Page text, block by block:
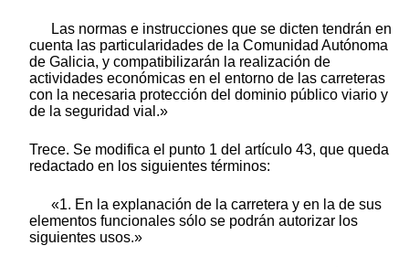
Las normas e instrucciones que se dicten tendrán en
cuenta las particularidades de la Comunidad Autónoma
de Galicia, y compatibilizarán la realización de
actividades económicas en el entorno de las carreteras
con la necesaria protección del dominio público viario y
de la seguridad vial.»
Trece. Se modifica el punto 1 del artículo 43, que queda
redactado en los siguientes términos:
«1. En la explanación de la carretera y en la de sus
elementos funcionales sólo se podrán autorizar los
siguientes usos.»